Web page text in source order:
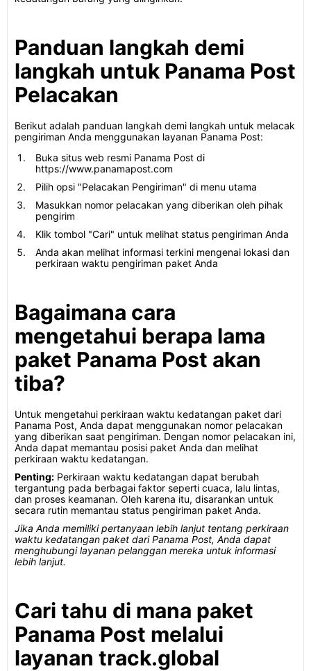
Panduan langkah demi
langkah untuk Panama Post
Pelacakan
Berikut adalah panduan langkah demi langkah untuk melacak
pengiriman Anda menggunakan layanan Panama Post:
Buka situs web resmi Panama Post di
https://www.panamapost.com
Pilih opsi "Pelacakan Pengiriman" di menu utama
Masukkan nomor pelacakan yang diberikan oleh pihak
pengirim
Klik tombol "Cari" untuk melihat status pengiriman Anda
Anda akan melihat informasi terkini mengenai lokasi dan
perkiraan waktu pengiriman paket Anda
Bagaimana cara
mengetahui berapa lama
paket Panama Post akan
tiba?
Untuk mengetahui perkiraan waktu kedatangan paket dari
Panama Post, Anda dapat menggunakan nomor pelacakan
yang diberikan saat pengiriman. Dengan nomor pelacakan ini,
Anda dapat memantau posisi paket Anda dan melihat
perkiraan waktu kedatangan.
Penting: Perkiraan waktu kedatangan dapat berubah
tergantung pada berbagai faktor seperti cuaca, lalu lintas,
dan proses keamanan. Oleh karena itu, disarankan untuk
secara rutin memantau status pengiriman paket Anda.
Jika Anda memiliki pertanyaan lebih lanjut tentang perkiraan
waktu kedatangan paket dari Panama Post, Anda dapat
menghubungi layanan pelanggan mereka untuk informasi
lebih lanjut.
Cari tahu di mana paket
Panama Post melalui
layanan track.global